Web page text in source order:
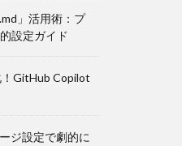
」活用術：プ
設定ガイド
GitHub Copilot
ジ設定で劇的に